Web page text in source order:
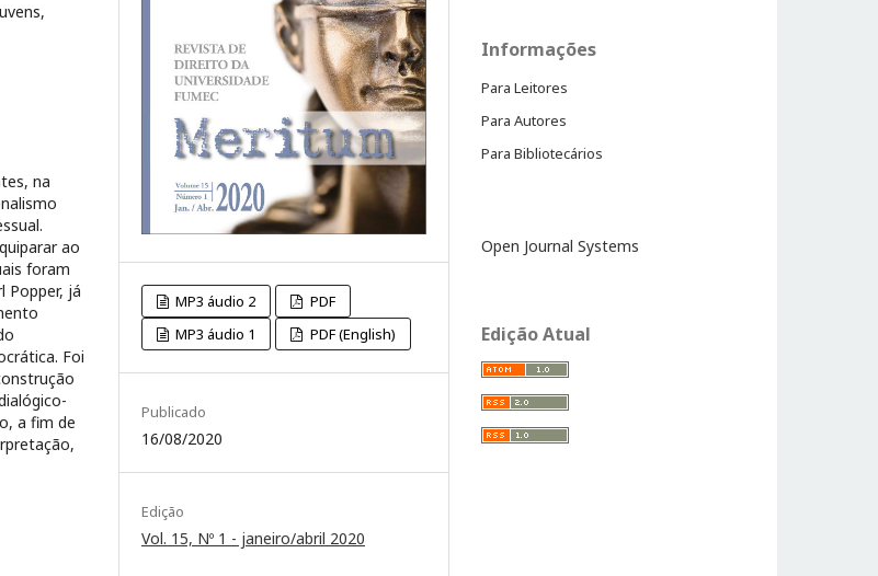
na
ao
foram
Popper, já
Foi
a fim de
MP3 áudio 2
PDF
MP3 áudio 1
PDF (English)
Publicado
16/08/2020
Edição
Vol. 15, Nº 1 - janeiro/abril 2020
Informações
Para Leitores
Para Autores
Para Bibliotecários
Open Journal Systems
Edição Atual